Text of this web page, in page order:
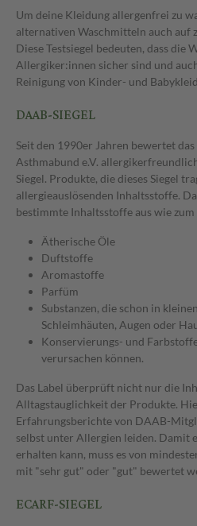
Um deine Kleidung allergenfrei zu
alternativen Waschmitteln auch auf
Diese Testsiegel bedeuten, dass die
Allergiker:innen sicher sind und
Reinigung von Kinder- und
DAAB-SIEGEL
Seit den 1990er Jahren bewertet
Asthmabund e.V.
Siegel. Produkte, die dieses Siegel
allergieauslösenden Inhaltsstoffe.
bestimmte Inhaltsstoffe aus wie zum
Ätherische Öle
Duftstoffe
Aromastoffe
Parfüm
Substanzen, die schon in
Schleimhäuten, Augen oder
Konservierungs- und
verursachen können.
Das Label überprüft nicht nur die
Alltagstauglichkeit der Produkte.
Erfahrungsberichte von DAAB-
selbst unter Allergien leiden. Damit
erhalten kann, muss es von
mit "sehr gut" oder "gut" bewertet
ECARF-SIEGEL